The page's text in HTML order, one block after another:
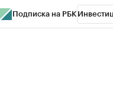
Подписка на РБК